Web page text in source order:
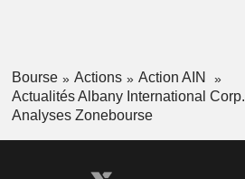
Bourse Actions
Action AIN
Actualités Albany International Corp.
Analyses Zonebourse